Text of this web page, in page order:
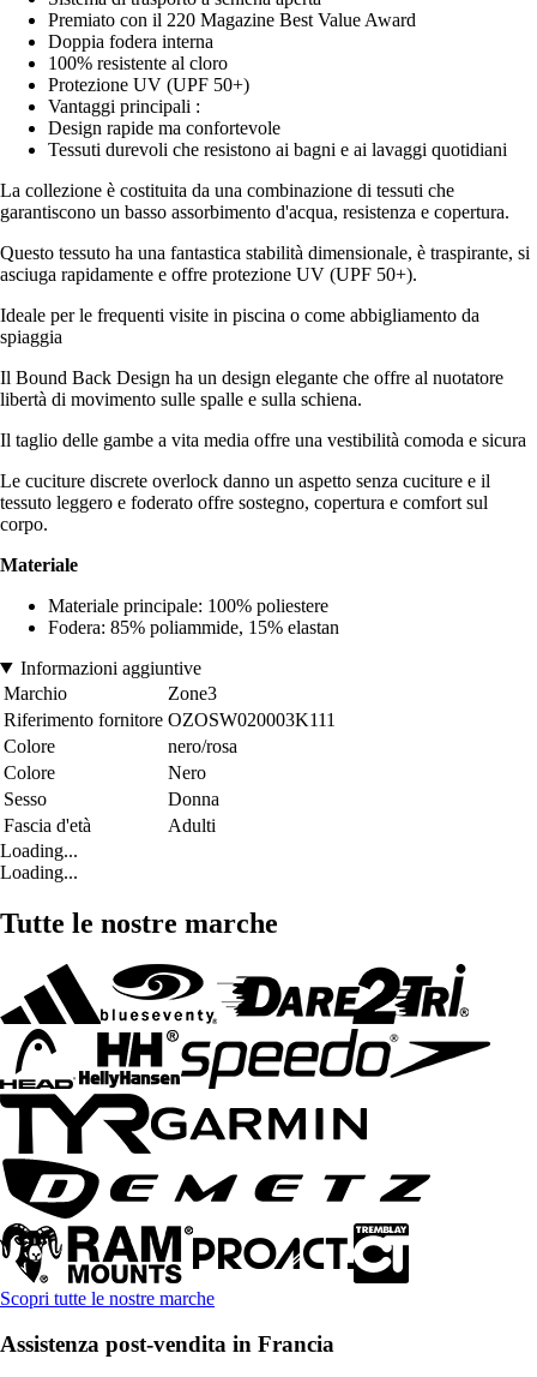
Premiato con il 220 Magazine Best Value Award
Doppia fodera interna
100% resistente al cloro
Protezione UV (UPF 50+)
Vantaggi principali :
Design rapide ma confortevole
Tessuti durevoli che resistono ai bagni e ai lavaggi quotidiani
La collezione è costituita da una combinazione di tessuti che
garantiscono un basso assorbimento d'acqua, resistenza e copertura.
Questo tessuto ha una fantastica stabilità dimensionale, è traspirante, si
asciuga rapidamente e offre protezione UV (UPF 50+).
Ideale per le frequenti visite in piscina o come abbigliamento da
spiaggia
Il Bound Back Design ha un design elegante che offre al nuotatore
libertà di movimento sulle spalle e sulla schiena.
Il taglio delle gambe a vita media offre una vestibilità comoda e sicura
Le cuciture discrete overlock danno un aspetto senza cuciture e il
tessuto leggero e foderato offre sostegno, copertura e comfort sul
corpo.
Materiale
Materiale principale: 100% poliestere
Fodera: 85% poliammide, 15% elastan
Informazioni aggiuntive
Marchio
Zone3
Riferimento fornitore OZOSW020003K111
Colore
nero/rosa
Colore
Nero
Sesso
Donna
Fascia d'età
Adulti
Loading...
Loading...
Tutte le nostre marche
Scopri tutte le nostre marche
Assistenza post-vendita in Francia